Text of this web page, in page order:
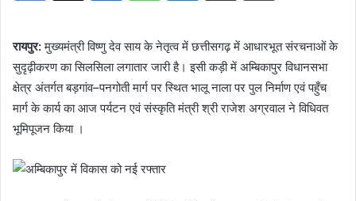
रायपुर:मुख्यमंत्री विष्णु देव साय के नेतृत्व में छत्तीसगढ़ में आधारभूत संरचनाओं के
सुदृढ़ीकरण का सिलसिला लगातार जारी है। इसी कड़ी में अम्बिकापुर विधानसभा
क्षेत्र अंतर्गत बड़गांव–पनगोती मार्ग पर स्थित भालू नाला पर पुल निर्माण एवं पहुँच
मार्ग के कार्य का आज पर्यटन एवं संस्कृति मंत्री श्री राजेश अग्रवाल ने विधिवत
भूमिपूजन किया ।